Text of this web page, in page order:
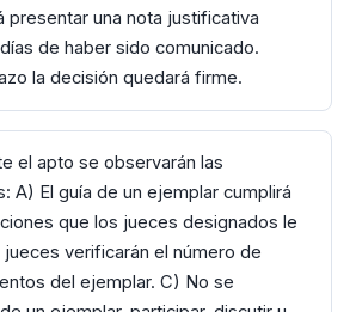
una nota justificativa
de haber sido comunicado.
la decisión quedará firme.
el apto se observarán las
A) El guía de un ejemplar cumplirá
que los jueces designados le
verificarán el número de
del ejemplar. C) No se